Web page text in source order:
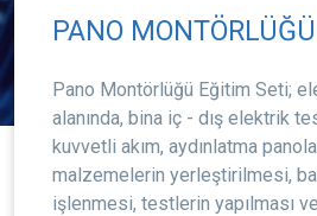
PANO
Pano Montörlüğü Eğitim Seti;
alanında, bina iç - dış elektrik
kuvvetli akım, aydınlatma
malzemelerin yerleştirilmesi,
işlenmesi, testlerin yapılması